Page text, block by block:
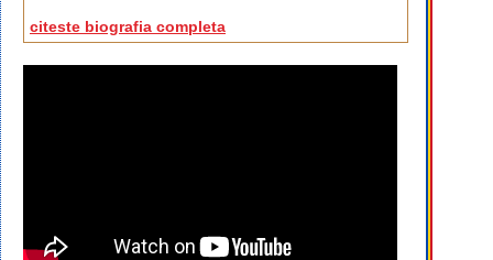
citeste biografia completa